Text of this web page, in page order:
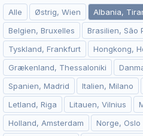
Alle Østrig, Wien Albania,
Belgien, Bruxelles
Brasilien, São
Tyskland, Frankfurt
Hongkong,
Grækenland, Thessaloniki
Spanien, Madrid
Italien, Milano
Letland, Riga
Litauen, Vilnius
Holland, Amsterdam
Norge, Oslo